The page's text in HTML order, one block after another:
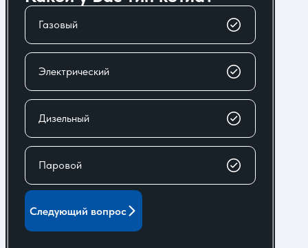
Газовый
Электрический
Дизельный
Паровой
Следующий вопрос